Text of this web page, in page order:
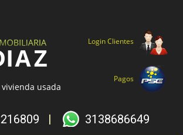
Login Clientes
Pagos
usada
| 3138686649